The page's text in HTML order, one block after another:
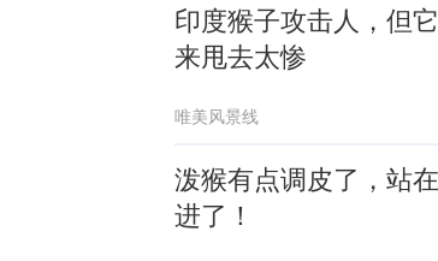
印度猴子攻击人，但
来甩去太惨
唯美风景线
泼猴有点调皮了，站
进了！